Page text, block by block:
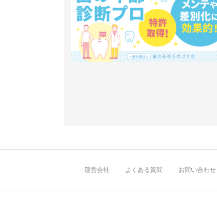
運営会社 よくある質問 お問い合わせ